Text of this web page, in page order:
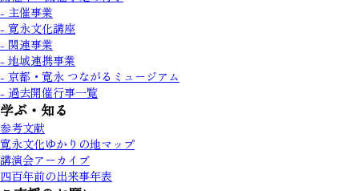
- 主催事業
- 寛永文化講座
- 関連事業
- 地域連携事業
- 京都・寛永 つながるミュージアム
- 過去開催行事一覧
学ぶ・知る
参考文献
寛永文化ゆかりの地マップ
講演会アーカイブ
四百年前の出来事年表